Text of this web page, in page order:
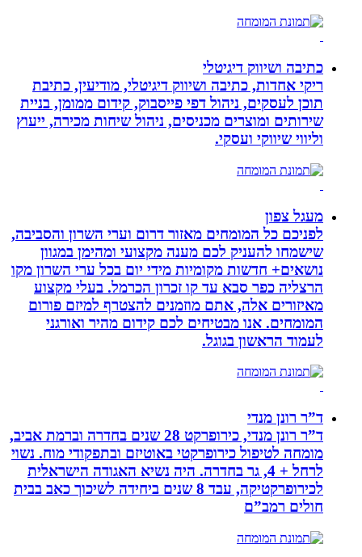
כתיבה ושיווק דיגיטלי
ריקי אחדות, כתיבה ושיווק דיגיטלי, מודיעין, כתיבת
תוכן לעסקים, ניהול דפי פייסבוק, קידום ממומן, בניית
שירותים ומוצרים מכניסים, ניהול שיחות מכירה, ייעוץ
וליווי שיווקי ועסקי.
מעגל צפון
לפניכם כל המומחים מאזור דרום וערי השרון והסביבה,
שישמחו להעניק לכם מענה מקצועי ומהימן במגוון
נושאים+ חדשות מקומיות מידי יום בכל ערי השרון מקו
הרצליה כפר סבא עד קו זכרון הכרמל. בעלי מקצוע
מאיזורים אלה, אתם מוזמנים להצטרף למיזם פורום
המומחים. אנו מבטיחים לכם קידום מהיר ואורגני
לעמוד הראשון בגוגל.
ד”ר רונן מנדי
ד”ר רונן מנדי, כירופרקט 28 שנים בחדרה וברמת אביב,
מומחה לטיפול כירופרקטי באוטיזם ובתפקודי מוח. נשוי
לרחל + 4, גר בחדרה. היה נשיא האגודה הישראלית
לכירופרקטיקה, עבד 8 שנים ביחידה לשיכוך כאב בבית
חולים רמב”ם